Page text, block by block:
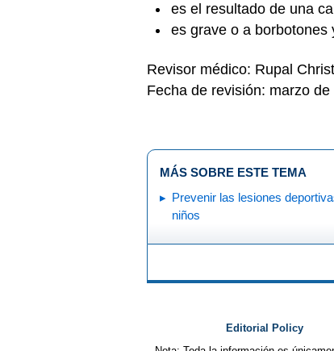
es el resultado de una
es grave o a borbotones
Revisor médico: Rupal
Fecha de revisión: marzo de
MÁS SOBRE ESTE TEMA
Prevenir las lesiones
niños
Editorial Policy